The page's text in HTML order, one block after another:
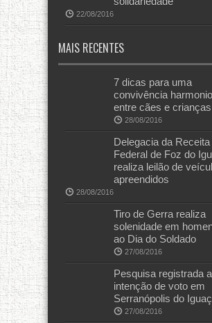
22/08/2016
MAIS RECENTES
7 dicas para uma
convivência
entre cães e crianças
28/08/2016
Delegacia da Receita
Federal de Foz do
realiza leilão de
apreendidos
28/08/2016
Tiro de Gerra realiza
solenidade em
ao Dia do Soldado
27/08/2016
Pesquisa registrada
intenção de voto em
Serranópolis do
27/08/2016